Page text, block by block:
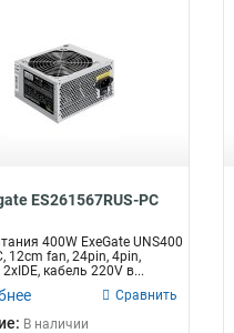
ES261567RUS-PC
400W ExeGate UNS400
12cm fan, 24pin, 4pin,
2xIDE, кабель 220V в...
Сравнить
В наличии